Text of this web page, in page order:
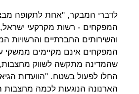
לדברי המבקר, "אחת לתקופה
המפקחים - רשות מקרקעי
והשירותים החברתיים והרשויות
המפקחים אינם מקיימים ממשקי
החלו לפעול בשטח. "הוועדות
הארנונה הנוגעות לכמה